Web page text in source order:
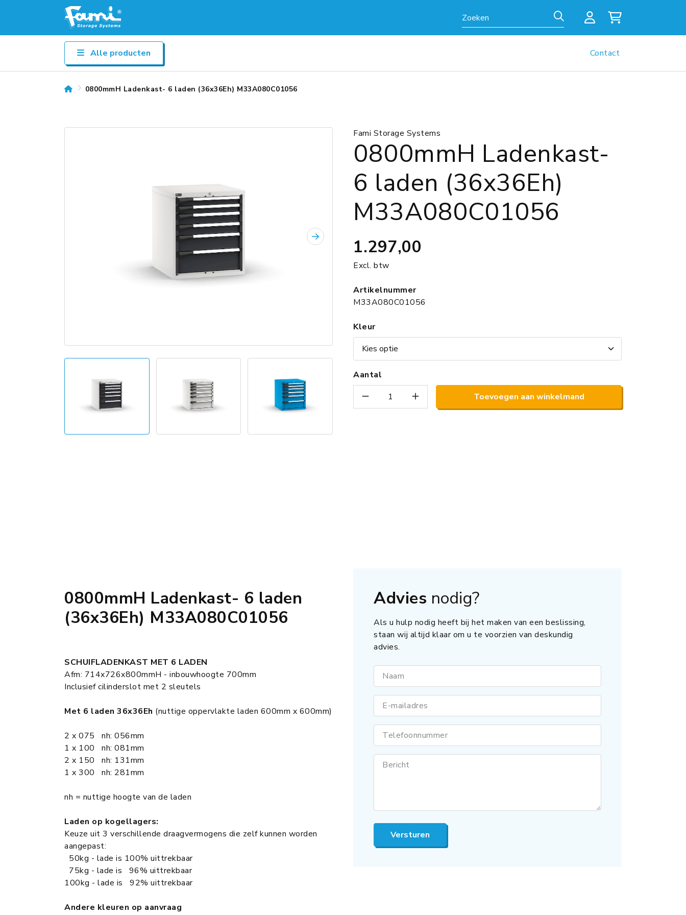
Zoeken
Alle producten Contact
0800mmH Ladenkast- 6 laden (36x36Eh) M33A080C01056
Fami Storage Systems
0800mmH Ladenkast-
6 laden (36x36Eh)
M33A080C01056
1.297,00
Excl. btw
Artikelnummer
M33A080C01056
Kleur
Aantal
Toevoegen aan winkelmand
0800mmH Ladenkast- 6 laden
(36x36Eh) M33A080C01056
SCHUIFLADENKAST MET 6 LADEN
Afm: 714x726x800mmH - inbouwhoogte 700mm
Inclusief cilinderslot met 2 sleutels
Met 6 laden 36x36Eh (nuttige oppervlakte laden 600mm x 600mm)
2 x 075 nh: 056mm
1 x 100 nh: 081mm
2 x 150 nh: 131mm
1 x 300 nh: 281mm
nh = nuttige hoogte van de laden
Laden op kogellagers:
Keuze uit 3 verschillende draagvermogens die zelf kunnen worden
aangepast:
50kg - lade is 100% uittrekbaar
75kg - lade is 96% uittrekbaar
100kg - lade is 92% uittrekbaar
Andere kleuren op aanvraag
Advies nodig?
Als u hulp nodig heeft bij het maken van een beslissing,
staan wij altijd klaar om u te voorzien van deskundig
advies.
Naam
E-mailadres
Telefoonnummer
Bericht
Versturen